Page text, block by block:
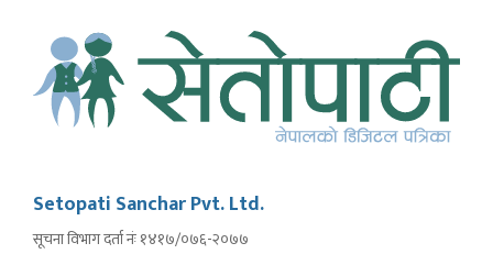
Setopati Sanchar Pvt. Ltd.
सूचना विभाग दर्ता नंः १४१७/०७६-२०७७